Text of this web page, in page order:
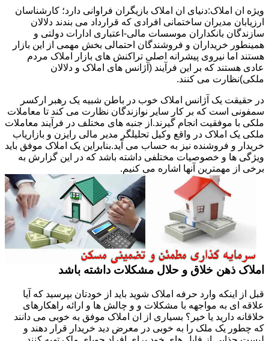
ویژه ان املاک:دنیای ان املاک بازیگران فراوانی دارد؛ کارشناسان
ارزیابان مدیران ساختمانی افرادی که قرارداد می بندند دلالان
سازندگان بانکداران موسسات مالی-اعتباری ادارات دولتی و
همینطور خریداران و فروشندگان احتمالی بخش مهمی از این بازار
هستند اما نیروی پیشرانه اصلی تراکنش های بازار املاک مردم
عادی هستند که بر این فرآیند (آژانس های املاک و دلالان
ملکی)نظارت می کنند.
در حقیقت یک آژانس املاک خوب در باطن شبیه یک رهبر ارکسر
سمفونی است که بر کار سایر نوازندگان نظارت می کند تا معاملات
ملکی با موفقیت انجام گیرند.از جنبه های مختلف در فرآیند معاملات
ملکی یک املاک در واقع وکیل تحلیلگر مدیر مالی رایزن و بازاریاب
خریدار و فروشنده نیز به حساب می آید.بنابراین یک املاک موفق باید
ویژگی ها و خصوصیات مختلفی داشته باشد که در این گزارش به
برخی از مهمترین آنها اشاره می کنیم.
املاک ذهن خلاق و حلال مشکلات داشته باشد
قبل از اینکه وارد حرفه املاک شوید باید از خودتان بپرسید که آیا
علاقه ای به مواجهه با مشکلات و و چالش ها و ارائه راهکارهای
خلاقانه دارید یا خیر؟ بسیاری از ان املاک موفق به خوبی می دانند
که چطور یک ملک را به خوبی در معرض دید خریدار قرار دهند و